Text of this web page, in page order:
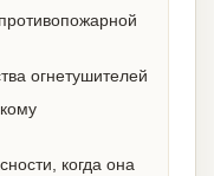
огнетушителей
когда она